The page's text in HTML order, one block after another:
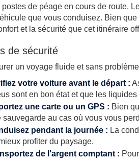
de péage en cours de route.
que vous conduisez. Bien
et la sécurité que cet itinéraire
de sécurité
un voyage fluide et sans
votre voiture avant le départ :
sont en bon état et que les
une carte ou un GPS : Bien
sauvegarde au cas où vous vous
pendant la journée : La
profiter du paysage.
de l'argent comptant :